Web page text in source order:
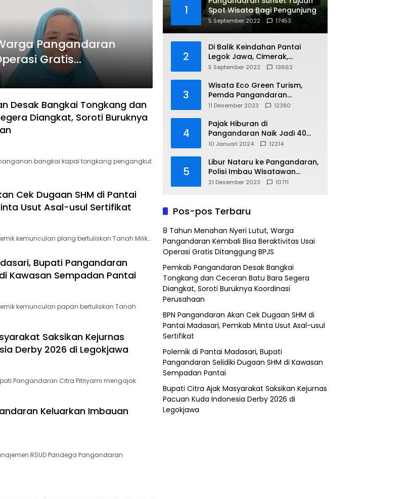
Pangandaran
Gratis
Desak Bangkai Tongkang dan
Diangkat, Soroti Buruknya
Penanganan bangkai kapal tongkang pengangkut
Cek Dugaan SHM di Pantai
Usut Asal-usul Sertifikat
kemunculan plang bertuliskan Tanah Milik…
Bupati Pangandaran
Kawasan Sempadan Pantai
kemunculan papan bertuliskan Tanah
Saksikan Kejurnas
Derby 2026 di Legokjawa
Pangandaran Citra Pitriyami mengajak
Keluarkan Imbauan
RSUD Pandega Pangandaran
1
Spot Wisata Bagi Pengunjung
5 September 2022 17453
2
Di Balik Keindahan Pantai
Legok Jawa, Cimerak,
Pangandaran
5 September 2022 13662
3
Wisata Eco Green Turism,
Pemda Pangandaran
Gandeng PLN
11 Desember 2023 12380
4
Pajak Hiburan di
Pangandaran Naik Jadi 40
Persen
10 Januari 2024 12214
5
Libur Nataru ke Pangandaran,
Polisi Imbau Wisatawan
Gunakan Jalur Arteri
21 Desember 2023 10711
Pos-pos Terbaru
8 Tahun Menahan Nyeri Lutut, Warga
Pangandaran Kembali Bisa Beraktivitas Usai
Operasi Gratis Ditanggung BPJS
Pemkab Pangandaran Desak Bangkai
Tongkang dan Ceceran Batu Bara Segera
Diangkat, Soroti Buruknya Koordinasi
Perusahaan
BPN Pangandaran Akan Cek Dugaan SHM di
Pantai Madasari, Pemkab Minta Usut Asal-usul
Sertifikat
Polemik di Pantai Madasari, Bupati
Pangandaran Selidiki Dugaan SHM di Kawasan
Sempadan Pantai
Bupati Citra Ajak Masyarakat Saksikan Kejurnas
Pacuan Kuda Indonesia Derby 2026 di
Legokjawa